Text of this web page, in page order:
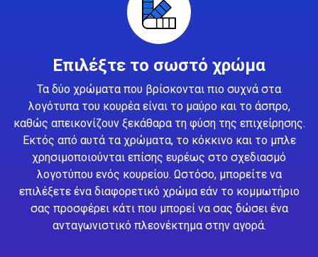
Επιλέξτε το σωστό χρώμα
Τα δύο χρώματα που βρίσκονται πιο συχνά στα
λογότυπα του κουρέα είναι το μαύρο και το άσπρο,
καθώς απεικονίζουν ξεκάθαρα τη φύση της επιχείρησης.
Εκτός από αυτά τα χρώματα, το κόκκινο και το μπλε
χρησιμοποιούνται επίσης ευρέως στο σχεδιασμό
λογοτύπου ενός κουρείου. Ωστόσο, μπορείτε να
επιλέξετε ένα διαφορετικό χρώμα εάν το κομμωτήριο
σας προσφέρει κάτι που μπορεί να σας δώσει ένα
ανταγωνιστικό πλεονέκτημα στην αγορά.